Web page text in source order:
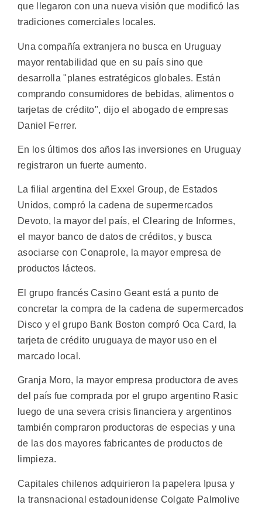
que llegaron con una nueva visión que modificó las
tradiciones comerciales locales.
Una compañía extranjera no busca en Uruguay
mayor rentabilidad que en su país sino que
desarrolla "planes estratégicos globales. Están
comprando consumidores de bebidas, alimentos o
tarjetas de crédito", dijo el abogado de empresas
Daniel Ferrer.
En los últimos dos años las inversiones en Uruguay
registraron un fuerte aumento.
La filial argentina del Exxel Group, de Estados
Unidos, compró la cadena de supermercados
Devoto, la mayor del país, el Clearing de Informes,
el mayor banco de datos de créditos, y busca
asociarse con Conaprole, la mayor empresa de
productos lácteos.
El grupo francés Casino Geant está a punto de
concretar la compra de la cadena de supermercados
Disco y el grupo Bank Boston compró Oca Card, la
tarjeta de crédito uruguaya de mayor uso en el
marcado local.
Granja Moro, la mayor empresa productora de aves
del país fue comprada por el grupo argentino Rasic
luego de una severa crisis financiera y argentinos
también compraron productoras de especias y una
de las dos mayores fabricantes de productos de
limpieza.
Capitales chilenos adquirieron la papelera Ipusa y
la transnacional estadounidense Colgate Palmolive